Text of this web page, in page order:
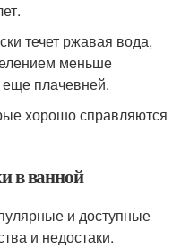
течет ржавая вода,
меньше
еще плачевней.
хорошо справляются
в ванной
и доступные
и недостаки.